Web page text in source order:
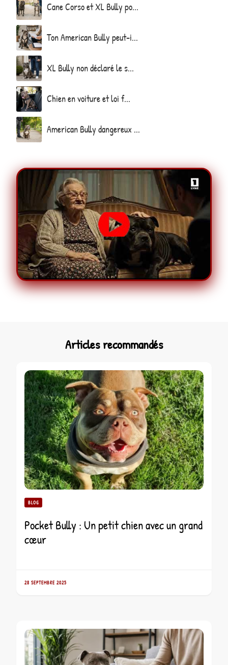
Cane Corso et XL Bully po...
Ton American Bully peut-i...
XL Bully non déclaré le s...
Chien en voiture et loi f...
American Bully dangereux ...
Articles recommandés
BLOG
Pocket Bully : Un petit chien avec un grand
cœur
28 SEPTEMBRE 2025